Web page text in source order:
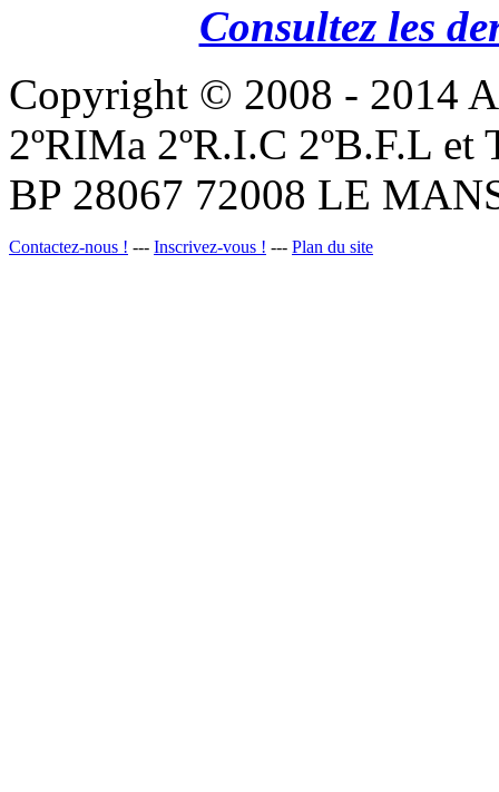
Consultez les
Copyright © 2008 - 2014
2ºRIMa 2ºR.I.C 2ºB.F.L
BP 28067 72008 LE
Contactez-nous ! --- Inscrivez-vous ! --- Plan du site